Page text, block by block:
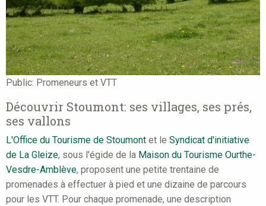
Public: Promeneurs et VTT
Découvrir Stoumont: ses villages, ses prés,
ses vallons
L'Office du Tourisme de Stoumont et le Syndicat d'initiative
de La Gleize, sous l'égide de la Maison du Tourisme Ourthe-
Vesdre-Amblève, proposent une petite trentaine de
promenades à effectuer à pied et une dizaine de parcours
pour les VTT. Pour chaque promenade, une description